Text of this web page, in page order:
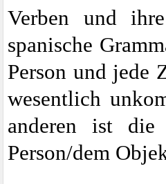
Verben und
spanische
Person und jede
wesentlich
anderen ist
Person/dem